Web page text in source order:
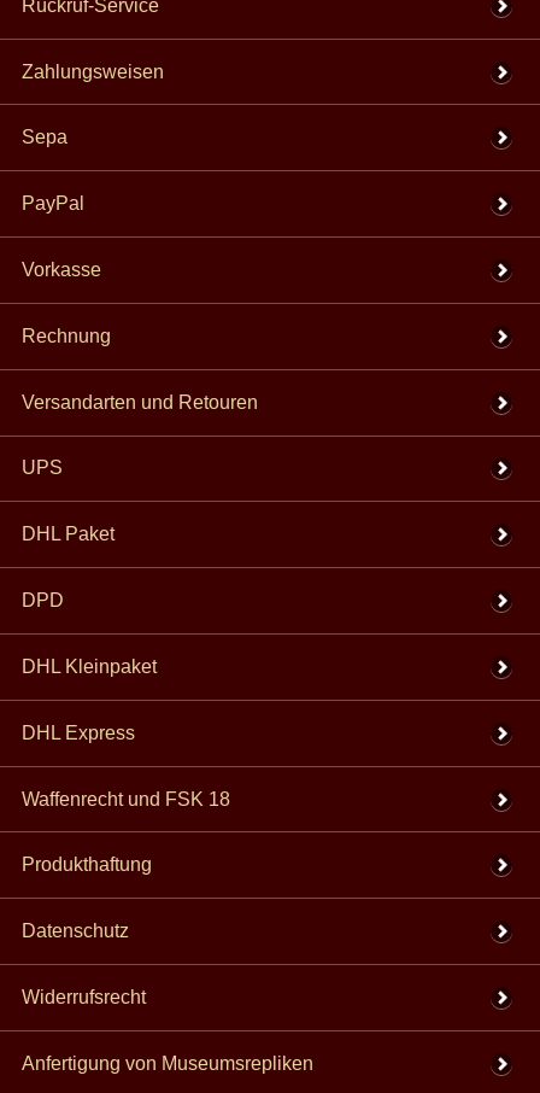
Rückruf-Service
Zahlungsweisen
Sepa
PayPal
Vorkasse
Rechnung
Versandarten und Retouren
UPS
DHL Paket
DPD
DHL Kleinpaket
DHL Express
Waffenrecht und FSK 18
Produkthaftung
Datenschutz
Widerrufsrecht
Anfertigung von Museumsrepliken